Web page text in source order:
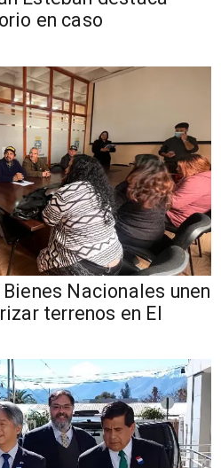
en caso
Nacionales unen
terrenos en El